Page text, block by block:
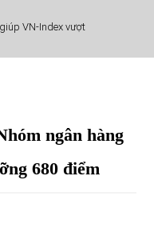
nhập khẩu nhiều nhất tháng
VN-Index vượt
ngân hàng
680 điểm